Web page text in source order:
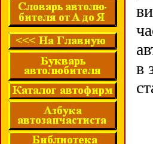
в